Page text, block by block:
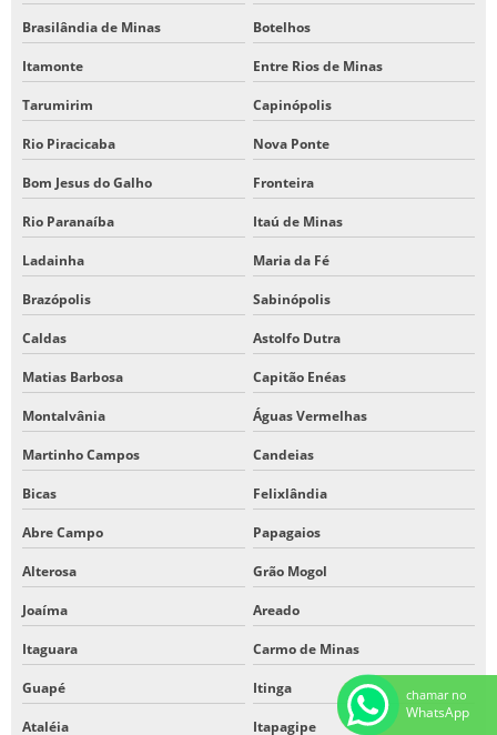
Brasilândia de Minas Botelhos
Itamonte Entre Rios de Minas
Tarumirim Capinópolis
Rio Piracicaba Nova Ponte
Bom Jesus do Galho Fronteira
Rio Paranaíba Itaú de Minas
Ladainha Maria da Fé
Brazópolis Sabinópolis
Caldas Astolfo Dutra
Matias Barbosa Capitão Enéas
Montalvânia Águas Vermelhas
Martinho Campos Candeias
Bicas Felixlândia
Abre Campo Papagaios
Alterosa Grão Mogol
Joaíma Areado
Itaguara Carmo de Minas
Guapé Itinga
Ataléia Itapagipe
chamar no
WhatsApp